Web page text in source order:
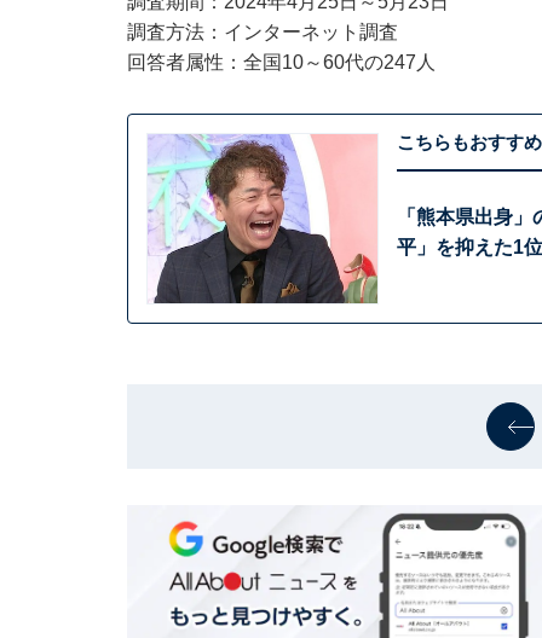
調査方法：インターネット調査
回答者属性：全国10～60代の247人
こちらもおすすめ
「熊本県出身
平」を抑えた1